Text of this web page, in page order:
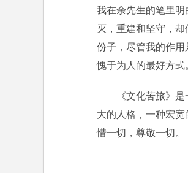
我在余先生的笔里
灭，重建和坚守，
份子，尽管我的作
愧于为人的最好方式
《文化苦旅》
大的人格，一种宏
惜一切，尊敬一切。